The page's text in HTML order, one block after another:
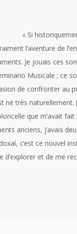
« Si
l’aventure de
Je jouais ces
Musicale ; ce
de confronter au
né très
que m’avait
anciens, j’avais
c’est ce nouvel
d’explorer et de me